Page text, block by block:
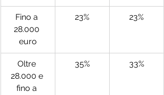
Fino a
28.000
euro
23% 23%
Oltre
28.000 e
fino a
35% 33%